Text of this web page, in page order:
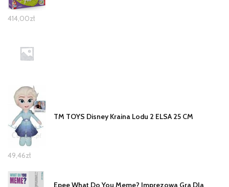
414,00zł
TM TOYS Disney Kraina Lodu 2 ELSA 25 CM
49,46zł
Epee What Do You Meme? Imprezowa Gra Dla